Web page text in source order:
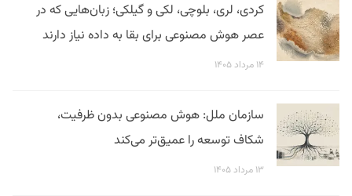
کردی، لری، بلوچی، لکی و گیلکی؛ زبان‌هایی که در
عصر هوش مصنوعی برای بقا به داده نیاز دارند
۱۴ مرداد ۱۴۰۵
سازمان ملل: هوش مصنوعی بدون ظرفیت،
شکاف توسعه را عمیق‌تر می‌کند
۱۳ مرداد ۱۴۰۵